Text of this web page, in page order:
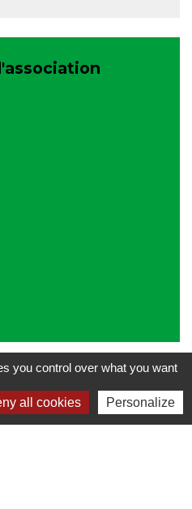
you control over what you want
all cookies Personalize